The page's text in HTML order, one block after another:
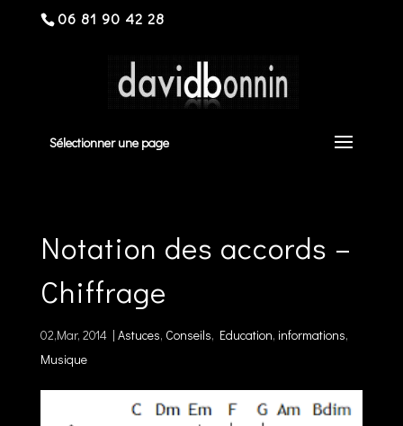
06 81 90 42 28
Sélectionner une page
Notation des accords –
Chiffrage
02,Mar, 2014| Astuces, Conseils, Education, informations,
Musique